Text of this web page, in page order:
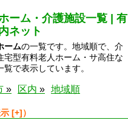
ーム・介護施設一覧 | 有
ネット
ームの一覧です。地域順で、介
宅型有料老人ホーム・サ高住な
で表示しています。
区内 地域順